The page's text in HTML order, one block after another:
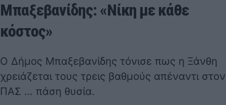
Μπαξεβανίδης: «Νίκη με κάθε
κόστος»
Ο Δήμος Μπαξεβανίδης τόνισε πως η Ξάνθη
χρειάζεται τους τρεις βαθμούς απέναντι στον
ΠΑΣ … πάση θυσία.